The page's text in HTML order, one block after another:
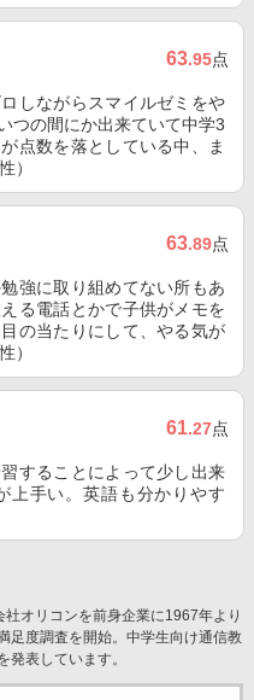
63.95点
しながらスマイルゼミをや
つの間にか出来ていて中学3
点数を落としている中、ま
）
63.89点
強に取り組めてない所もあ
る電話とかで子供がメモを
の当たりにして、やる気が
）
61.27点
することによって少し出来
上手い。英語も分かりやす
オリコンを前身企業に1967年より
足度調査を開始。中学生向け通信教
表しています。